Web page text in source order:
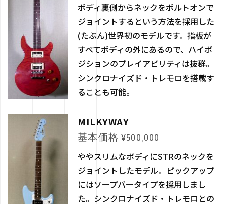
ボディ裏側からネックをボルトオンで
ジョイントするという方法を採用した
(たぶん)世界初のモデルです。指板が
すべてボディの外にあるので、ハイポ
ジションのプレイアビリティは抜群。
シンクロナイズド・トレモロを搭載す
ることも可能。
MILKYWAY
基本価格 ¥500,000
ややスリムなボディにSTRのネックを
ジョイントしたモデル。ピックアップ
にはソープバータイプを採用しまし
た。シンクロナイズド・トレモロとの